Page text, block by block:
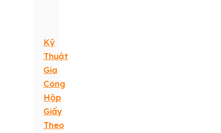
Kỹ
Thuật
Gia
Công
Hộp
Giấy
Theo